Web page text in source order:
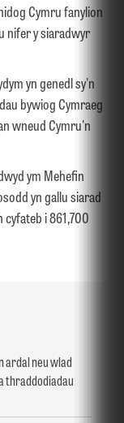
Cymru fanylion
nifer y siaradwyr
yn genedl sy'n
bywiog Cymraeg
wneud Cymru'n
ym Mehefin
yn gallu siarad
cyfateb i 861,700
ardal neu wlad
thraddodiadau